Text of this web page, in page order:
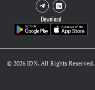
Download
© 2026 IDN. All Rights Reserved.